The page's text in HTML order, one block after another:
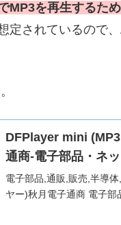
MP3を再生するた
定されているので
DFPlayer mini
通商-電子部品・ネ
電子部品,通販,販売,半導
ヤー)秋月電子通商 電子部